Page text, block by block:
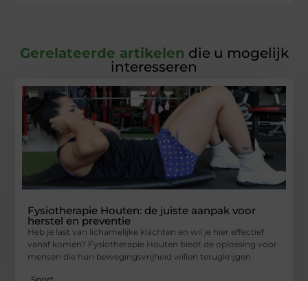
Gerelateerde artikelen die u mogelijk
interesseren
Fysiotherapie Houten: de juiste aanpak voor
herstel en preventie
Heb je last van lichamelijke klachten en wil je hier effectief
vanaf komen? Fysiotherapie Houten biedt de oplossing voor
mensen die hun bewegingsvrijheid willen terugkrijgen